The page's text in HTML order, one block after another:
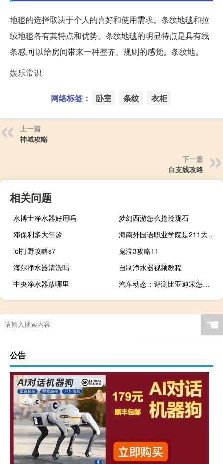
地毯的选择取决于个人的喜好和使用需求。条纹地毯和拉
绒地毯各有其特点和优势。条纹地毯的明显特点是具有线
条感,可以给房间带来一种整齐、规则的感觉。条纹地。
娱乐常识
网络标签： 卧室 条纹 衣柜
上一篇
神城攻略
下一篇
白支线攻略
相关问题
水博士净水器好用吗
梦幻西游怎么抢玲珑石
邓保利多大年龄
海南外国语职业学院是211大学吗
lol打野攻略s7
鬼泣3攻略11
海尔净水器清洗吗
自制净水器视频教程
中央净水器放哪里
汽车动态：评测比亚迪宋怎么样及哈弗H2多少钱
☚
公告